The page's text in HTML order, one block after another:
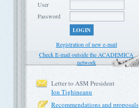
User
Password
LOGIN
Registration of new e-mail
Check E-mail outside the ACADEMICA
network
Letter to ASM President
Ion Tighineanu
Recommendations and proposals